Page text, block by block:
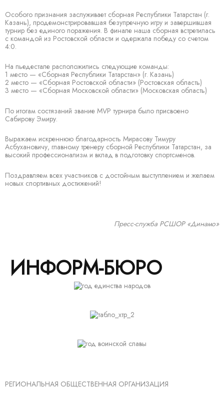
Особого признания заслуживает сборная Республики Татарстан (г.
Казань), продемонстрировавшая безупречную игру и завершившая
турнир без единого поражения. В финале наша сборная встретилась
с командой из Ростовской области и одержала победу со счетом
4:0.
На пьедестале расположились следующие команды:
1 место — «Сборная Республики Татарстан» (г. Казань)
2 место — «Сборная Ростовской области» (Ростовская область)
3 место — «Сборная Московской области» (Московская область)
По итогам состязаний звание MVP турнира было присвоено
Сабирову Эмиру.
Выражаем искреннюю благодарность Мирасову Тимуру
Асбухановичу, главному тренеру сборной Республики Татарстан, за
высокий профессионализм и вклад в подготовку спортсменов.
Поздравляем всех участников с достойным выступлением и желаем
новых спортивных достижений!
Пресс-служба РСШОР «Динамо»
ИНФОРМ-БЮРО
РЕГИОНАЛЬНАЯ ОБЩЕСТВЕННАЯ ОРГАНИЗАЦИЯ